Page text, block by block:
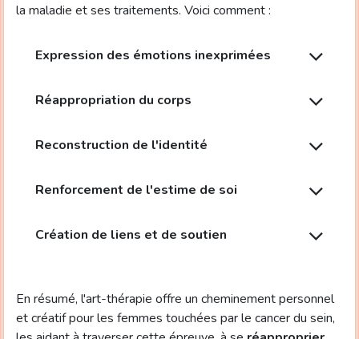
la maladie et ses traitements. Voici comment :
Expression des émotions inexprimées
Réappropriation du corps
Reconstruction de l'identité
Renforcement de l'estime de soi
Création de liens et de soutien
En résumé, l'art-thérapie offre un cheminement personnel
et créatif pour les femmes touchées par le cancer du sein,